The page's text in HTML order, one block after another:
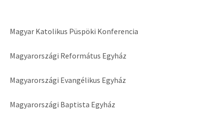
Magyar Katolikus Püspöki Konferencia
Magyarországi Református Egyház
Magyarországi Evangélikus Egyház
Magyarországi Baptista Egyház